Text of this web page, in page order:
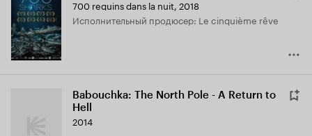
700 requins dans la nuit, 2018
исполнительный продюсер: Le cinquième rêve
Babouchka: The North Pole - A Return to
Hell
2014